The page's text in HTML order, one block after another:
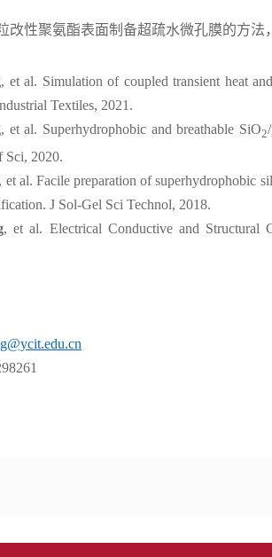
改性聚氨酯表面制备超疏水微孔膜的方法
, et al. Simulation of coupled transient heat
Textiles, 2021.
, et al. Superhydrophobic and breathable SiO2
Sci, 2020.
, et al. Facile preparation of superhydrophobic
J Sol-Gel Sci Technol, 2018.
, et al. Electrical Conductive and Structural